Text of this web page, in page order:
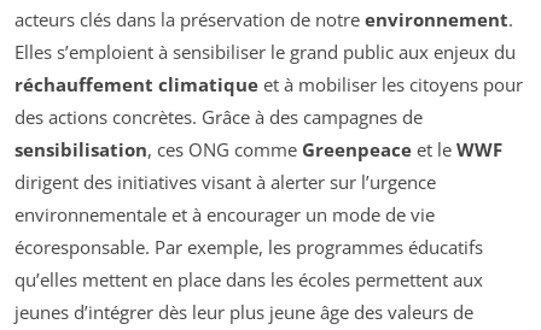
acteurs clés dans la préservation de notre environnement.
Elles s’emploient à sensibiliser le grand public aux enjeux du
réchauffement climatique et à mobiliser les citoyens pour
des actions concrètes. Grâce à des campagnes de
sensibilisation, ces ONG comme Greenpeace et le WWF
dirigent des initiatives visant à alerter sur l’urgence
environnementale et à encourager un mode de vie
écoresponsable. Par exemple, les programmes éducatifs
qu’elles mettent en place dans les écoles permettent aux
jeunes d’intégrer dès leur plus jeune âge des valeurs de